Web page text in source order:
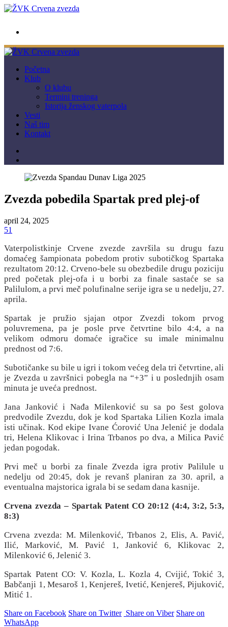
Početna
Klub
O klubu
Termini treninga
Istorija ženskog vaterpola
Vesti
Naš tim
Kontakt
Zvezda pobedila Spartak pred plej-of
april 24, 2025
51
Vaterpolistkinje Crvene zvezde završila su drugu fazu
domaćeg šampionata pobedom protiv subotičkog Spartaka
rezultatom 20:12. Crveno-bele su obezbedile drugu poziciju
pred početak plej-ofa i u borbi za finale sastaće se sa
Palilulom, a prvi meč polufinalne serije igra se u nedelju, 27.
aprila.
Spartak je pružio sjajan otpor Zvezdi tokom prvog
poluvremena, pa je posle prve četvrtine bilo 4:4, a na
velikom odmoru domaće igračice su imale minimalnu
prednost od 7:6.
Subotičanke su bile u igri i tokom većeg dela tri četvrtine, ali
je Zvezda u završnici pobegla na “+3” i u poslednjih osam
minuta je uveća prednost.
Jana Janković i Nađa Milenković su sa po šest golova
predvodile Zvezdu, dok je kod Spartaka Lilien Kozla imala
isti učinak. Kod ekipe Ivane Ćorović Una Jelenić je dodala
tri, Helena Klikovac i Irina Trbanos po dva, a Milica Pavić
jedan pogodak.
Prvi meč u borbi za finale Zvezda igra protiv Palilule u
nedelju od 20:45, dok je revanš planiran za 30. april, a
eventualna majstorica igrala bi se sedam dana kasnije.
Crvena zvezda – Spartak Patent CO 20:12 (4:4, 3:2, 5:3,
8:3)
Crvena zvezda: M. Milenković, Trbanos 2, Elis, A. Pavić,
Ilić, Marković, M. Pavić 1, Janković 6, Klikovac 2,
Milenković 6, Jelenić 3.
Spartak Patent CO: V. Kozla, L. Kozla 4, Cvijić, Tokić 3,
Babčanji 1, Mesaroš 1, Kenjereš, Ivetić, Kenjereš, Pijuković,
Mitić 1.
Share on Facebook Share on Twitter Share on Viber Share on
WhatsApp